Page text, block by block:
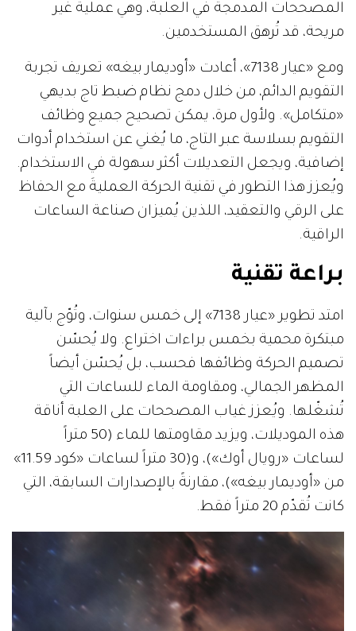
المصححات المدمجة في العلبة، وهي عملية غير
مريحة، قد تُرهق المستخدمين.
ومع «عيار 7138»، أعادت «أوديمار بيغه» تعريف تجربة
التقويم الدائم، من خلال دمج نظام ضبط تاج بديهي
«متكامل». ولأول مرة، يمكن تصحيح جميع وظائف
التقويم بسلاسة عبر التاج، ما يُغني عن استخدام أدوات
إضافية، ويجعل التعديلات أكثر سهولة في الاستخدام.
ويُعزز هذا التطور في تقنية الحركة العمليةَ مع الحفاظ
على الرقي والتعقيد، اللذين يُميزان صناعة الساعات
الراقية.
براعة تقنية
امتد تطوير «عيار 7138» إلى خمس سنوات، وتُوّج بآلية
مبتكرة محمية بخمس براءات اختراع. ولا يُحسّن
تصميم الحركة وظائفها فحسب، بل يُحسّن أيضاً
المظهر الجمالي، ومقاومة الماء للساعات التي
تُشغّلها. ويُعزز غياب المصححات على العلبة أناقة
هذه الموديلات، ويزيد مقاومتها للماء (50 متراً
لساعات «رويال أوك»)، و(30 متراً لساعات «كود 11.59»
من «أوديمار بيغه»)، مقارنةً بالإصدارات السابقة، التي
كانت تُقدّم 20 متراً فقط.